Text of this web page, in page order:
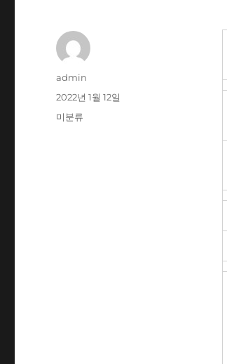
글
admin
작
성
2022년 1월 12일
카
미분류